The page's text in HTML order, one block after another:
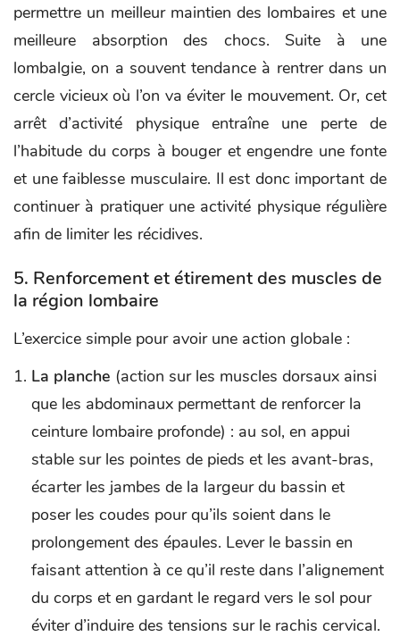
permettre un meilleur maintien des lombaires et une
meilleure absorption des chocs. Suite à une
lombalgie, on a souvent tendance à rentrer dans un
cercle vicieux où l’on va éviter le mouvement. Or, cet
arrêt d’activité physique entraîne une perte de
l’habitude du corps à bouger et engendre une fonte
et une faiblesse musculaire. Il est donc important de
continuer à pratiquer une activité physique régulière
afin de limiter les récidives.
5. Renforcement et étirement des muscles de
la région lombaire
L’exercice simple pour avoir une action globale :
La planche (action sur les muscles dorsaux ainsi
que les abdominaux permettant de renforcer la
ceinture lombaire profonde) : au sol, en appui
stable sur les pointes de pieds et les avant-bras,
écarter les jambes de la largeur du bassin et
poser les coudes pour qu’ils soient dans le
prolongement des épaules. Lever le bassin en
faisant attention à ce qu’il reste dans l’alignement
du corps et en gardant le regard vers le sol pour
éviter d’induire des tensions sur le rachis cervical.